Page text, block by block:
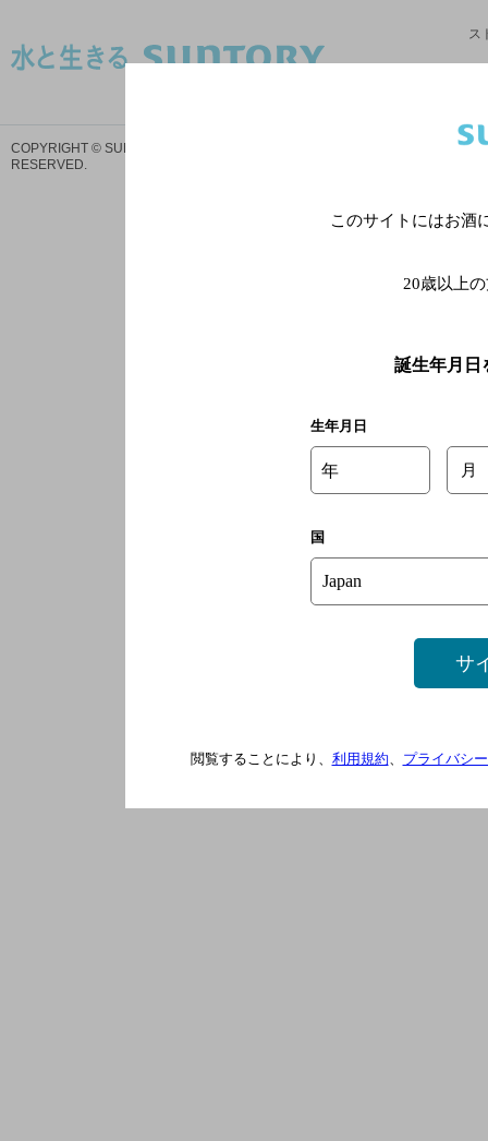
ス
COPYRIGHT © SUNTORY HOLDINGS LIMITED.
RESERVED.
サイトマ
このサイトにはお酒
20歳以上
誕生年月日
生年月日
年 月
国
サ
閲覧することにより、 利用規約、 プライバシ